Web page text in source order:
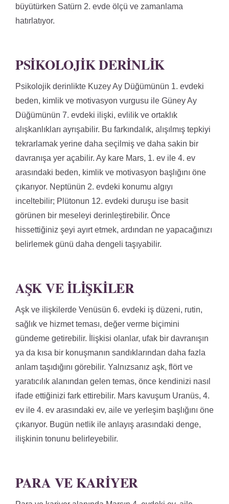
büyütürken Satürn 2. evde ölçü ve zamanlama
hatırlatıyor.
PSIKOLOJIK DERINLIK
Psikolojik derinlikte Kuzey Ay Düğümünün 1. evdeki
beden, kimlik ve motivasyon vurgusu ile Güney Ay
Düğümünün 7. evdeki ilişki, evlilik ve ortaklık
alışkanlıkları ayrışabilir. Bu farkındalık, alışılmış tepkiyi
tekrarlamak yerine daha seçilmiş ve daha sakin bir
davranışa yer açabilir. Ay kare Mars, 1. ev ile 4. ev
arasındaki beden, kimlik ve motivasyon başlığını öne
çıkarıyor. Neptünün 2. evdeki konumu algıyı
inceltebilir; Plütonun 12. evdeki duruşu ise basit
görünen bir meseleyi derinleştirebilir. Önce
hissettiğiniz şeyi ayırt etmek, ardından ne yapacağınızı
belirlemek günü daha dengeli taşıyabilir.
AŞK VE İLIŞKILER
Aşk ve ilişkilerde Venüsün 6. evdeki iş düzeni, rutin,
sağlık ve hizmet teması, değer verme biçimini
gündeme getirebilir. İlişkisi olanlar, ufak bir davranışın
ya da kısa bir konuşmanın sandıklarından daha fazla
anlam taşıdığını görebilir. Yalnızsanız aşk, flört ve
yaratıcılık alanından gelen temas, önce kendinizi nasıl
ifade ettiğinizi fark ettirebilir. Mars kavuşum Uranüs, 4.
ev ile 4. ev arasındaki ev, aile ve yerleşim başlığını öne
çıkarıyor. Bugün netlik ile anlayış arasındaki denge,
ilişkinin tonunu belirleyebilir.
PARA VE KARIYER